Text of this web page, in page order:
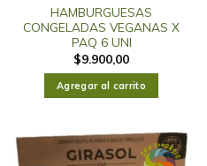
HAMBURGUESAS
CONGELADAS VEGANAS X
PAQ 6 UNI
$9.900,00
Agregar al carrito